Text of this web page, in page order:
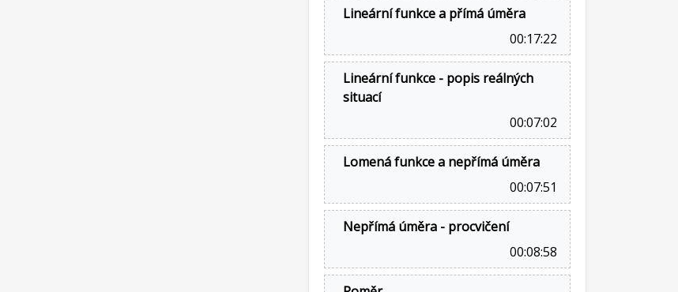
Lineární funkce a přímá úměra
00:17:22
Lineární funkce - popis reálných
situací
00:07:02
Lomená funkce a nepřímá úměra
00:07:51
Nepřímá úměra - procvičení
00:08:58